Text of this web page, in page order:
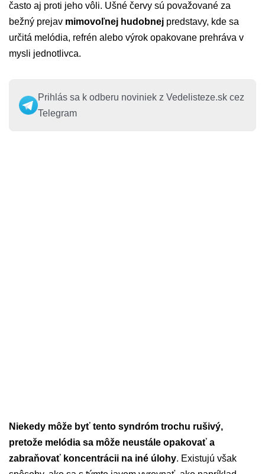
často aj proti jeho vôli. Ušné červy sú považované za
bežný prejav mimovoľnej hudobnej predstavy, kde sa
určitá melódia, refrén alebo výrok opakovane prehráva v
mysli jednotlivca.
Prihlás sa k odberu noviniek z Vedelisteze.sk cez
Telegram
Niekedy môže byť tento syndróm trochu rušivý,
pretože melódia sa môže neustále opakovať a
zabraňovať koncentrácii na iné úlohy. Existujú však